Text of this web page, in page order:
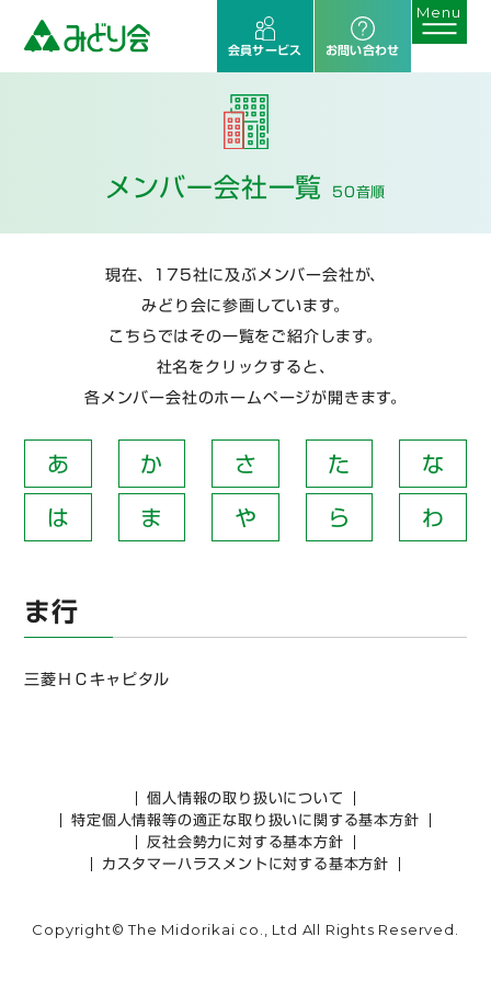
会員サービス お問い合わせ
メンバー会社一覧 50音順
現在、175社に及ぶメンバー会社が、
みどり会に参画しています。
こちらではその一覧をご紹介します。
社名をクリックすると、
各メンバー会社のホームページが開きます。
あ か さ た な
は ま や ら わ
ま行
三菱ＨＣキャピタル
個人情報の取り扱いについて
特定個人情報等の適正な取り扱いに関する基本方針
反社会勢力に対する基本方針
カスタマーハラスメントに対する基本方針
Copyright© The Midorikai co., Ltd All Rights Reserved.